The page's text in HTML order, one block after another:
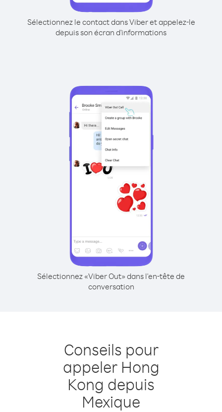
Sélectionnez le contact dans Viber et appelez-le
depuis son écran d'informations
Sélectionnez «Viber Out» dans l'en-tête de
conversation
Conseils pour
appeler Hong
Kong depuis
Mexique